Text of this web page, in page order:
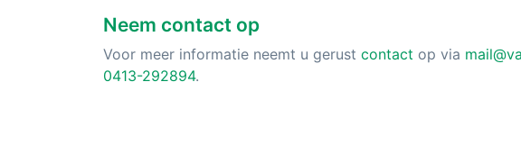
Neem contact op
Voor meer informatie neemt u gerust contact op via
0413-292894.